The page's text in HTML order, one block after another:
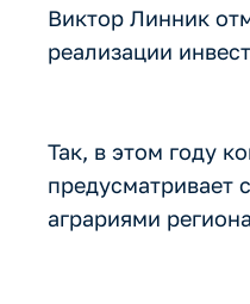
Виктор Линник
реализации
Так, в этом году
предусматривает
аграриями